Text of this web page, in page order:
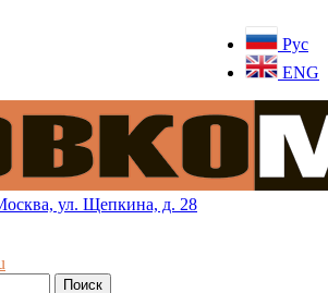
Рус
ENG
ул. Щепкина, д. 28